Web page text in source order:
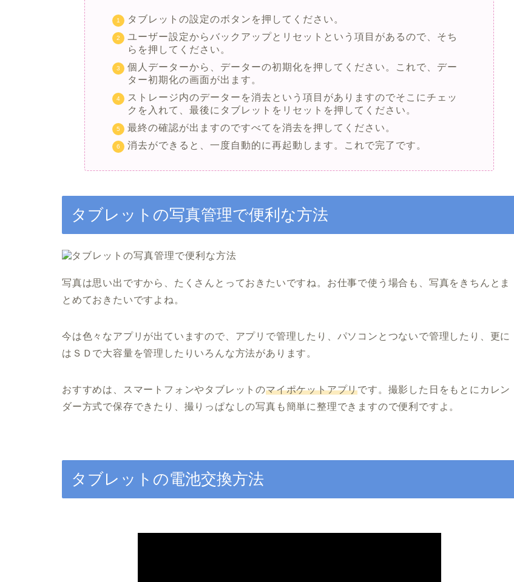
タブレットの設定のボタンを押してください。
ユーザー設定からバックアップとリセットという項目があるので、そち
らを押してください。
個人データーから、データーの初期化を押してください。これで、デー
ター初期化の画面が出ます。
ストレージ内のデーターを消去という項目がありますのでそこにチェッ
クを入れて、最後にタブレットをリセットを押してください。
最終の確認が出ますのですべてを消去を押してください。
消去ができると、一度自動的に再起動します。これで完了です。
タブレットの写真管理で便利な方法
写真は思い出ですから、たくさんとっておきたいですね。お仕事で使う場合も、写真をきちんとま
とめておきたいですよね。
今は色々なアプリが出ていますので、アプリで管理したり、パソコンとつないで管理したり、更に
はＳＤで大容量を管理したりいろんな方法があります。
おすすめは、スマートフォンやタブレットのマイポケットアプリです。撮影した日をもとにカレン
ダー方式で保存できたり、撮りっぱなしの写真も簡単に整理できますので便利ですよ。
タブレットの電池交換方法